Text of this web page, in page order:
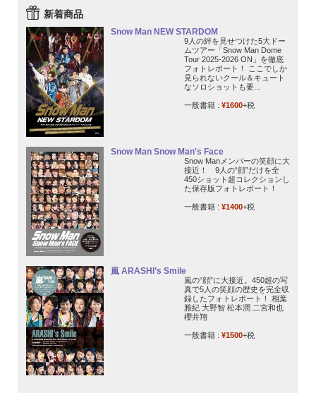
新着商品
Snow Man NEW STARDOM
9人の絆を見せつけた5大ドー
ムツアー「Snow Man Dome
Tour 2025-2026 ON」を徹底
フォトレポート！ ここでしか
見られないクール＆キュート
なソロショットも要...
一般書籍 : ¥1600+税
Snow Man Snow Man's Face
Snow Manメンバーの笑顔に大
接近！ 9人の“顔”だけを全
450ショット超コレクションし
た保存版フォトレポート！
一般書籍 : ¥1400+税
嵐 ARASHI’s Smile
嵐の“顔”に大接近。450超の写
真で5人の笑顔の歴史を完全収
録したフォトレポート！ 相葉
雅紀 大野智 松本潤 二宮和也
櫻井翔
一般書籍 : ¥1500+税